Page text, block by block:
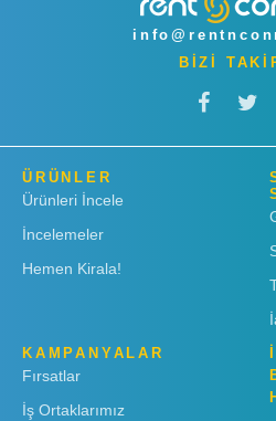
BİZİ
ÜRÜNLER
Ürünleri İncele
İncelemeler
Hemen Kirala!
KAMPANYALAR
Fırsatlar
İş Ortaklarımız